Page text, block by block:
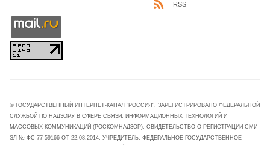
RSS
© ГОСУДАРСТВЕННЫЙ ИНТЕРНЕТ-КАНАЛ "РОССИЯ". ЗАРЕГИСТРИРОВАНО ФЕДЕРАЛЬНОЙ
СЛУЖБОЙ ПО НАДЗОРУ В СФЕРЕ СВЯЗИ, ИНФОРМАЦИОННЫХ ТЕХНОЛОГИЙ И
МАССОВЫХ КОММУНИКАЦИЙ (РОСКОМНАДЗОР). СВИДЕТЕЛЬСТВО О РЕГИСТРАЦИИ СМИ
ЭЛ № ФС 77-59166 ОТ 22.08.2014. УЧРЕДИТЕЛЬ: ФЕДЕРАЛЬНОЕ ГОСУДАРСТВЕННОЕ